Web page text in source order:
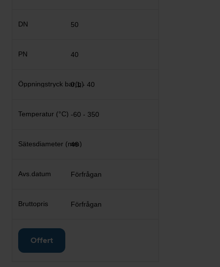
50
40
0,1 - 40
-60 - 350
46
Förfrågan
Förfrågan
Offert